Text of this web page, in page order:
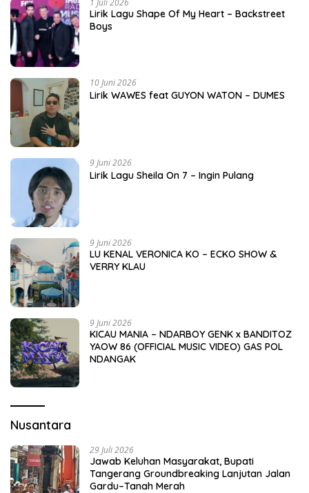
Lirik Lagu Shape Of My Heart – Backstreet
Boys
10 Juni 2026
Lirik WAWES feat GUYON WATON – DUMES
9 Juni 2026
Lirik Lagu Sheila On 7 – Ingin Pulang
9 Juni 2026
LU KENAL VERONICA KO – ECKO SHOW &
VERRY KLAU
9 Juni 2026
KICAU MANIA – NDARBOY GENK x BANDITOZ
YAOW 86 (OFFICIAL MUSIC VIDEO) GAS POL
NDANGAK
Nusantara
29 Juli 2026
Jawab Keluhan Masyarakat, Bupati
Tangerang Groundbreaking Lanjutan Jalan
Gardu–Tanah Merah